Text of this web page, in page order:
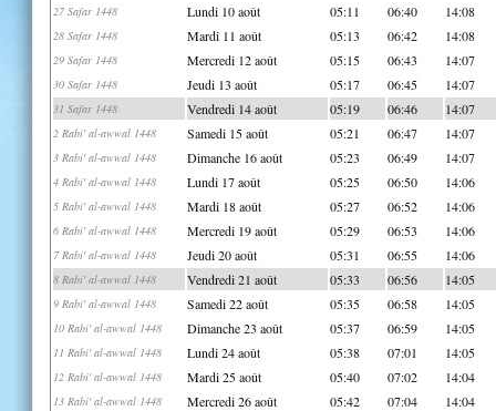
27 Safar 1448 Lundi 10 août 05:11 06:40 14:08
28 Safar 1448 Mardi 11 août 05:13 06:42 14:08
29 Safar 1448 Mercredi 12 août 05:15 06:43 14:07
30 Safar 1448 Jeudi 13 août 05:17 06:45 14:07
31 Safar 1448 Vendredi 14 août 05:19 06:46 14:07
2 Rabi' al-awwal 1448 Samedi 15 août 05:21 06:47 14:07
3 Rabi' al-awwal 1448 Dimanche 16 août 05:23 06:49 14:07
4 Rabi' al-awwal 1448 Lundi 17 août 05:25 06:50 14:06
5 Rabi' al-awwal 1448 Mardi 18 août 05:27 06:52 14:06
6 Rabi' al-awwal 1448 Mercredi 19 août 05:29 06:53 14:06
7 Rabi' al-awwal 1448 Jeudi 20 août 05:31 06:55 14:06
8 Rabi' al-awwal 1448 Vendredi 21 août 05:33 06:56 14:05
9 Rabi' al-awwal 1448 Samedi 22 août 05:35 06:58 14:05
10 Rabi' al-awwal 1448 Dimanche 23 août 05:37 06:59 14:05
11 Rabi' al-awwal 1448 Lundi 24 août 05:38 07:01 14:05
12 Rabi' al-awwal 1448 Mardi 25 août 05:40 07:02 14:04
13 Rabi' al-awwal 1448 Mercredi 26 août 05:42 07:04 14:04